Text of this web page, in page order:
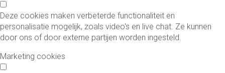
Deze cookies maken verbeterde functionaliteit en
personalisatie mogelijk, zoals video's en live chat. Ze kunnen
door ons of door externe partijen worden ingesteld.
Marketing cookies